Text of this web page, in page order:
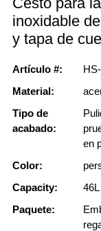
inoxidable
y tapa de
Artículo #:
Material:
Tipo de
acabado:
en
Color:
Capacity:
46L
Paquete: